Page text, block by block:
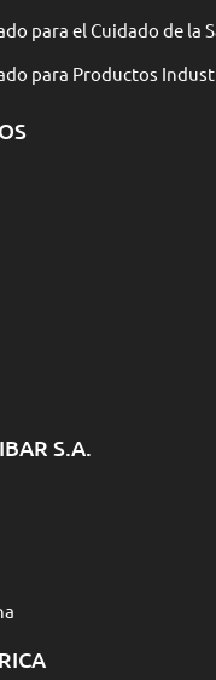
S.A.
para el Cuidado de la
para Productos